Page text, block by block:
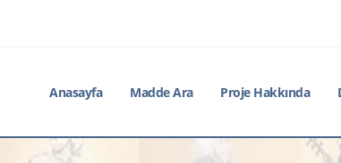
Anasayfa Madde Ara Proje Hakkında